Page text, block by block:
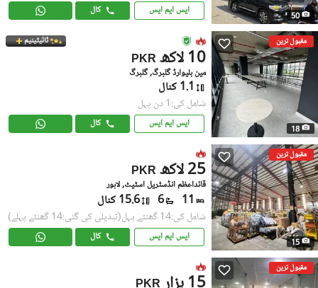
50 ایس ایم ایس کال
مقبول ترین
18
ٹائیٹینیم
PKR 10 لاکھ
مین بلیوارڈ گلبرگ, گلبرگ
1.1 کنال
شامل کی:1 دن پہل
ایس ایم ایس کال
مقبول ترین
15
PKR 25 لاکھ
قائداعظم انڈسٹریل اسٹیٹ, لاہور
11
6 15.6 کنال
شامل کی:14 گھنٹے پہل (تبدیلی کی گئی:14 گھنٹے پہلے)
ایس ایم ایس کال
مقبول ترین